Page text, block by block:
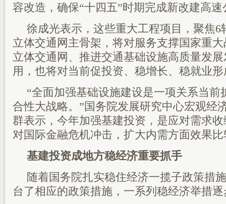
容改造，确保“十四五”时期完成新改建高
徐成光表示，这些重大工程项目，聚焦6
立体交通网主骨架，将对服务支撑国家重
立体交通网、推进交通基础设施高质量发
用，也将对当前促投资、稳增长、稳就业
“全面加强基础设施建设是一项关系当前
合性大战略。”国务院发展研究中心宏观经
群表示，今年加强基建投资，是应对需求
对国际金融危机冲击，扩大内需方面效果
基建投资成地方稳经济重要抓手
随着国务院扎实稳住经济一揽子政策措
台了相应的政策措施，一系列稳经济举措